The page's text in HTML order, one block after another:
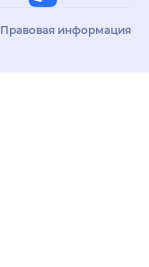
Правовая информация